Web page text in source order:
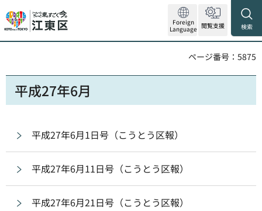
Foreign
Language 閲覧支援 検索
ページ番号：5875
平成27年6月
平成27年6月1日号（こうとう区報）
平成27年6月11日号（こうとう区報）
平成27年6月21日号（こうとう区報）